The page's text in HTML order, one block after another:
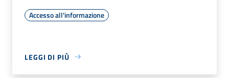
Accesso all'informazione
LEGGI DI PIÙ